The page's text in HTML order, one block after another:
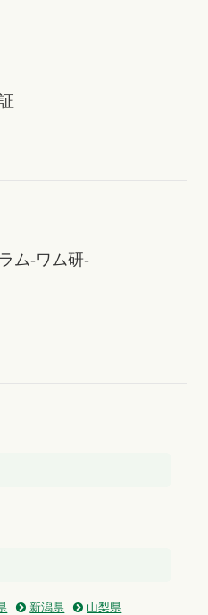
ム-ワム研-
新潟県
山梨県